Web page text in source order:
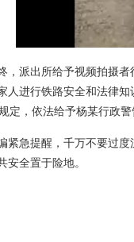
派出所给予视频拍摄者
人进行铁路安全和法律知
定，依法给予杨某行政
急提醒，千万不要过度
安全置于险地。